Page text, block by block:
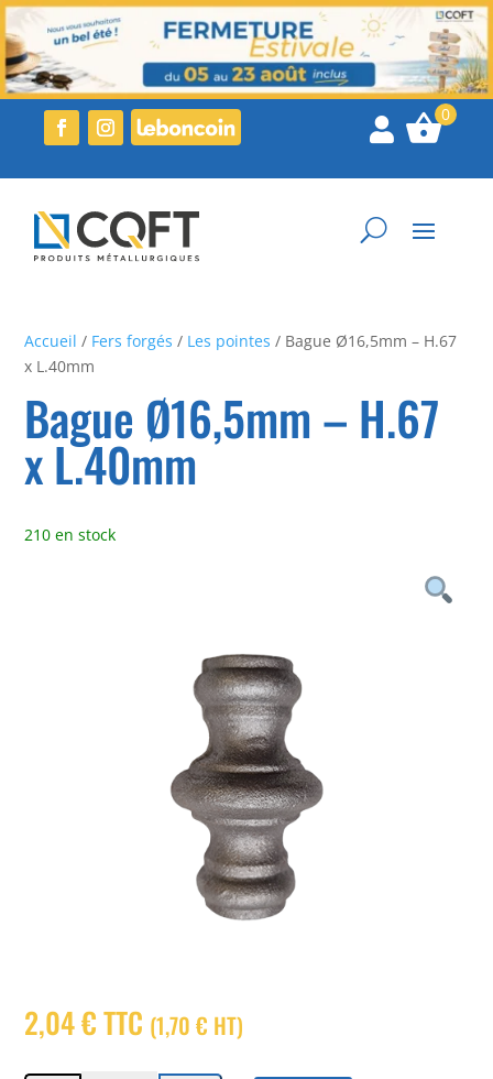

Accueil / Fers forgés / Les pointes / Bague Ø16,5mm – H.67
x L.40mm
Bague Ø16,5mm – H.67
x L.40mm
210 en stock
2,04 € TTC (1,70€ HT)